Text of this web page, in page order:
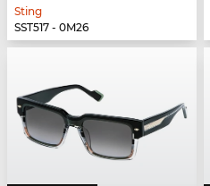
Sting
SST517 - 0M26